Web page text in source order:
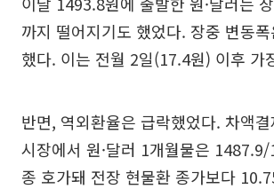
까지 떨어지기도 했었다. 장중 변동
했다. 이는 전월 2일(17.4원) 이후 가
반면, 역외환율은 급락했었다. 차액
시장에서 원·달러 1개월물은
종 호가돼 전장 현물환 종가보다